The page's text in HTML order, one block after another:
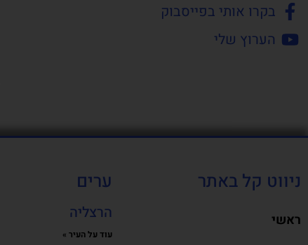
בקרו אותי בפייסבוק
הערוץ שלי
ניווט קל באתר
ראשי
ערים
הרצליה
עוד על העיר »